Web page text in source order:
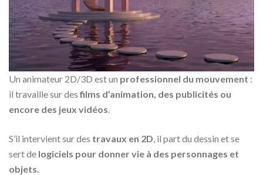
Un animateur 2D/3D est un professionnel du mouvement :
il travaille sur desfilms d’animation, des publicités ou
encore des jeux vidéos.
S’il intervient sur des travaux en 2D, il part du dessin et se
sert de logiciels pour donner vie à des personnages et
objets.